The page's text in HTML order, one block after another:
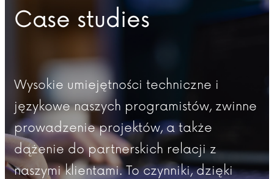
Case studies
Wysokie umiejętności techniczne i
językowe naszych programistów, zwinne
prowadzenie projektów, a także
dążenie do partnerskich relacji z
naszymi klientami. To czynniki, dzięki